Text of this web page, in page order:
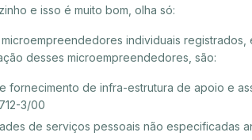
e isso é muito bom, olha só:
microempreendedores individuais registrados,
desses microempreendedores, são:
fornecimento de infra-estrutura de apoio e
3/00
de serviços pessoais não especificadas